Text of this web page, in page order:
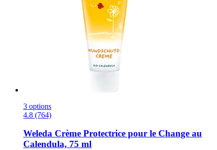
3 options
4.8 (764)
Weleda Crème Protectrice pour le Change au
Calendula, 75 ml